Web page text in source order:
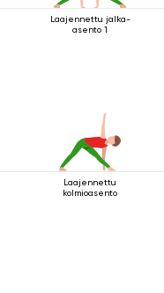
Laajennettu jalka-
asento 1
Laajennettu
kolmioasento